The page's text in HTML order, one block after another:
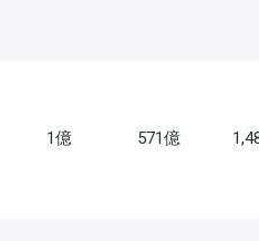
1億 571億